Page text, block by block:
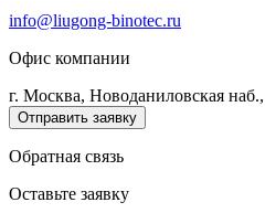
info@liugong-binotec.ru
Офис компании
г. Москва, Новоданиловская
Отправить заявку
Обратная связь
Оставьте заявку